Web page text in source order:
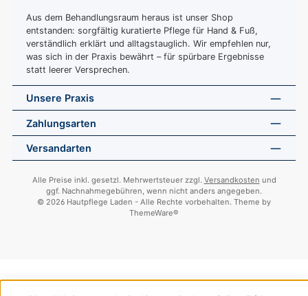
Aus dem Behandlungsraum heraus ist unser Shop
entstanden: sorgfältig kuratierte Pflege für Hand & Fuß,
verständlich erklärt und alltagstauglich. Wir empfehlen nur,
was sich in der Praxis bewährt – für spürbare Ergebnisse
statt leerer Versprechen.
Unsere Praxis
Zahlungsarten
Versandarten
Alle Preise inkl. gesetzl. Mehrwertsteuer zzgl. Versandkosten und
ggf. Nachnahmegebühren, wenn nicht anders angegeben.
© 2026 Hautpflege Laden - Alle Rechte vorbehalten. Theme by
ThemeWare®